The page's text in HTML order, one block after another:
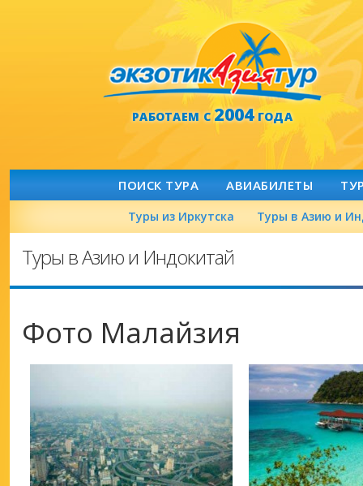
РАБОТАЕМ С2004ГОДА
ПОИСК ТУРА АВИАБИЛЕТЫ
Туры из Иркутска Туры в Азию и
Туры в Азию и Индокитай
Фото Малайзия